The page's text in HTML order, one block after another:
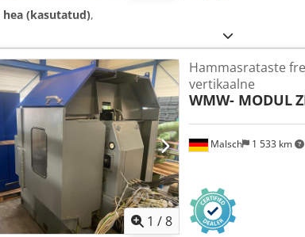
hea (kasutatud),
1 /8
Malsch 1 533 km
Hammasrataste
vertikaalne
WMW- MODUL